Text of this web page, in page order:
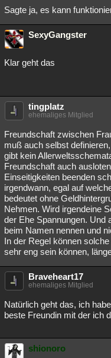
Sagte ja, es kann
SexyGangster
Klar geht das
tingplatz
ehemaliges Mitglied
Freundschaft zwischen
muß auch selbst
gibt kein
Freundschaft auch
Einseitigkeiten beenden
irgendwann, egal auf
bedeutet ohne
Nehmen. Wird irgendeine
der Ehe Spannungen. Und
beim Namen nennen und
In der Regel können
sehr eng sein können,
Braveheart17
ehemaliges Mitglied
Natürlich geht das, ich
beste Freundin mit der ich
shionoro